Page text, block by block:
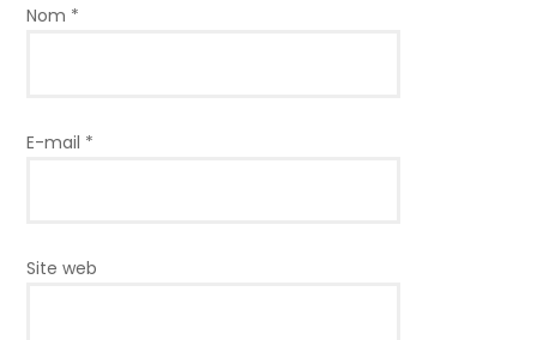
Nom *
E-mail *
Site web